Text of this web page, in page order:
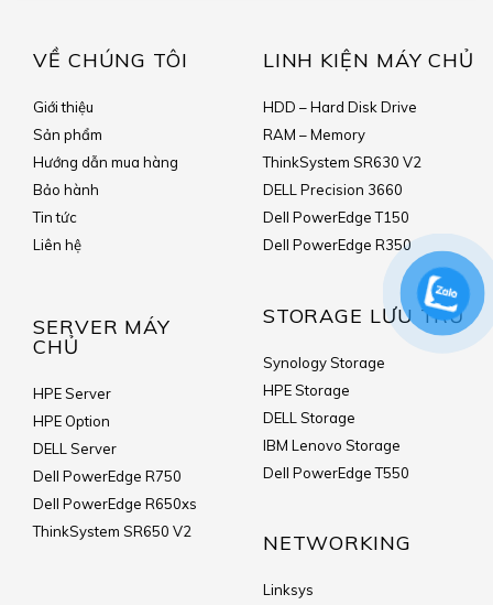
VỀ CHÚNG TÔI
Giới thiệu
Sản phẩm
Hướng dẫn mua hàng
Bảo hành
Tin tức
Liên hệ
SERVER MÁY
CHỦ
HPE Server
HPE Option
DELL Server
Dell PowerEdge R750
Dell PowerEdge R650xs
ThinkSystem SR650 V2
LINH KIỆN MÁY CHỦ
HDD – Hard Disk Drive
RAM – Memory
ThinkSystem SR630 V2
DELL Precision 3660
Dell PowerEdge T150
Dell PowerEdge R350
STORAGE LƯU TRỮ
Synology Storage
HPE Storage
DELL Storage
IBM Lenovo Storage
Dell PowerEdge T550
NETWORKING
Linksys